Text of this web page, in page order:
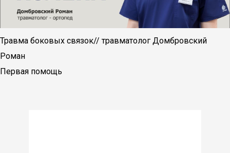
Травма боковых связок// травматолог Домбровский
Роман
Первая помощь